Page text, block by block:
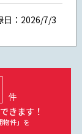
日：2026/7/3
件
できます！
物件」を